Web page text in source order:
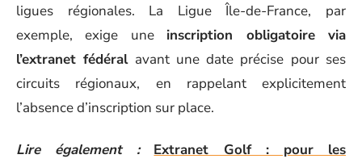
ligues régionales. La Ligue Île-de-France, par
exemple, exige une inscription obligatoire via
l’extranet fédéralavant une date précise pour ses
circuits régionaux, en rappelant explicitement
l’absence d’inscription sur place.
Lire également :
Extranet Golf : pour les